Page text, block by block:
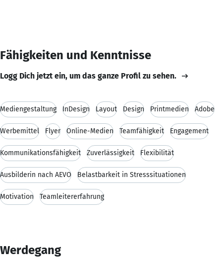
Fähigkeiten und Kenntnisse
Logg Dich jetzt ein, um das ganze Profil zu sehen.
Mediengestaltung InDesign Layout Design Printmedien Adobe
Werbemittel Flyer Online-Medien Teamfähigkeit Engagement
Kommunikationsfähigkeit Zuverlässigkeit Flexibilität
Ausbilderin nach AEVO Belastbarkeit in Stresssituationen
Motivation Teamleitererfahrung
Werdegang